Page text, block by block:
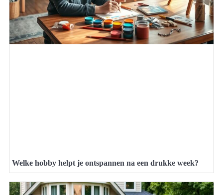
Welke hobby helpt je ontspannen na een drukke week?